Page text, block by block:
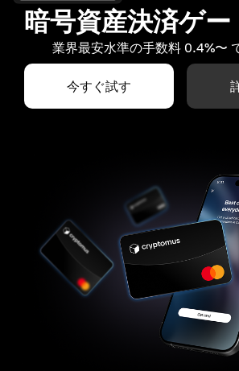
暗号資産決済ゲー
業界最安水準の手数料 0.4%〜
今すぐ試す